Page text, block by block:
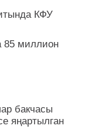
КФУ
85 миллион
бакчасы
яңартылган